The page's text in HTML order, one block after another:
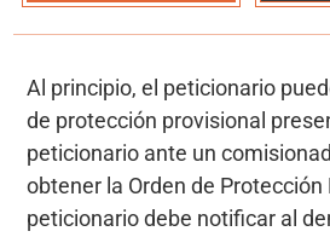
Al principio, el peticionario
de protección provisional
peticionario ante un
obtener la Orden de Protección
peticionario debe notificar al